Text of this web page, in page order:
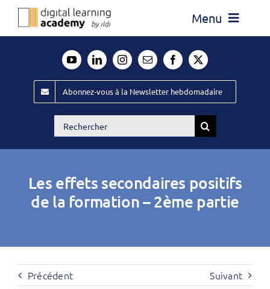
Passer
Menu
Évènements ILDI
Offres d’emploi
Publiez
Abonnez-vous à la Newsletter hebdomadaire
Rechercher:
Les effets secondaires positifs
de la formation – 2ème partie
Précédent Suivant